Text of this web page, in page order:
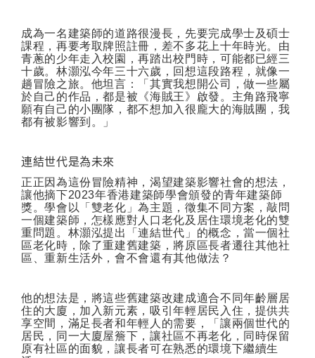
成為一名建築師的道路很漫長，先要完成學士及碩士
課程，再要考取牌照註冊，差不多花上十年時光。由
青蔥的少年走入校園，再踏出校門時，可能都已經三
十歲。林灝泓今年三十六歲，回想這段路程，就像一
趟冒險之旅。他坦言：「其實我想開公司，做一些屬
於自己的作品，都是被《海賊王》啟發。主角路飛寧
願有自己的小團隊，都不想加入很龐大的海賊團，我
都有被影響到。」
連結世代是為未來
正正因為這份冒險精神，渴望建築影響社會的想法，
讓他摘下2023年香港建築師學會頒發的青年建築師
獎。學會以「雙老化」為主題，徵集不同方案，敲問
一個建築師，怎樣應對人口老化及居住環境老化的雙
重問題。林灝泓提出「連結世代」的概念，當一個社
區老化時，除了重建舊建築，將原區長者遷往其他社
區、重新生活外，會不會還有其他做法？
他的想法是，將這些舊建築改建成適合不同年齡層居
住的大廈，加入新元素，吸引年輕居民入住，提供共
享空間，滿足長者和年輕人的需要，「讓兩個世代的
居民，同一大廈屋簷下，讓社區不再老化，同時保留
原有社區的面貌，讓長者可在熟悉的環境下繼續生